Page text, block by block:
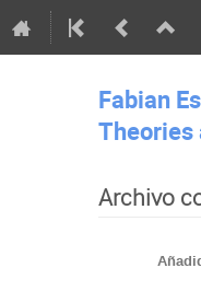
Fabian
Theories
Archivo